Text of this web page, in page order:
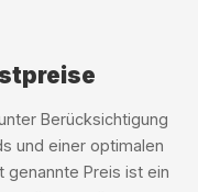
Berücksichtigung
und einer optimalen
genannte Preis ist ein